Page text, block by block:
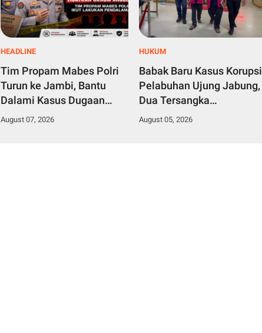
HEADLINE
Tim Propam Mabes Polri
Turun ke Jambi, Bantu
Dalami Kasus Dugaan
Penipuan Rekrutmen
August 07, 2026
HUKUM
Babak Baru Kasus Korupsi
Pelabuhan Ujung Jabung,
Dua Tersangka
Dilimpahkan ke JPU untuk
August 05, 2026